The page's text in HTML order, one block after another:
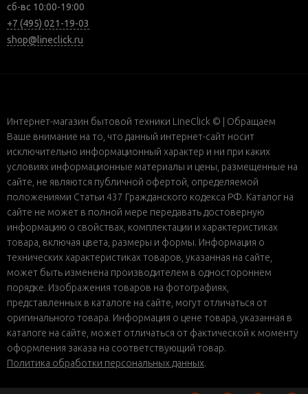
сб-вс 10:00-19:00
+7 (495) 021-19-03
shop@lineclick.ru
Интернет-магазин бытовой техники LineClick © | Обращаем
Ваше внимание на то, что данный интернет-сайт носит
исключительно информационный характер и ни при каких
условиях информационные материалы и цены, размещенные на
сайте, не являются публичной офертой, определяемой
положениями Статьи 437 Гражданского кодекса РФ. Каталог на
сайте не может в полной мере передавать достоверную
информацию о свойствах, комплектации и характеристиках
товара, включая цвета, размеры и формы. Информация о
технических характеристиках товаров, указанная на сайте,
может быть изменена производителем в одностороннем
порядке. Изображения товаров на фотографиях,
представленных в каталоге на сайте, могут отличаться от
оригинального товара. Информация о цене товара, указанная в
каталоге на сайте, может отличаться от фактической к моменту
оформления заказа на соответствующий товар.
Политика обработки персональных данных.